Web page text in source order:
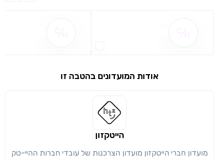
שימו לב!
הבנתי, המשך לאתר
אודות המועדונים בהטבה זו
הייטקזון
מועדון חברי הייטקזון מועדון הצרכנות של עובדי חברות ההיי-טק